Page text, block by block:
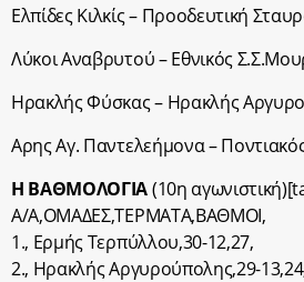
Ελπίδες Κιλκίς – Προοδευτική
Λύκοι Αναβρυτού – Εθνικός
Ηρακλής Φύσκας – Ηρακλής
Αρης Αγ. Παντελεήμονα –
Η ΒΑΘΜΟΛΟΓΙΑ(10η
Α/Α,ΟΜΑΔΕΣ,ΤΕΡΜΑΤΑ,BΑΘΜΟΙ,
1., Ερμής Τερπύλλου,30-12,27,
2., Ηρακλής Αργυρούπολης,29-